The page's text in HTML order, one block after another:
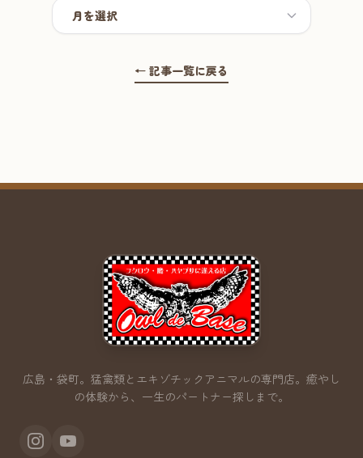
← 記事一覧に戻る
広島・袋町。猛禽類とエキゾチックアニマルの専門店。 癒やし
の体験から、一生のパートナー探しまで。